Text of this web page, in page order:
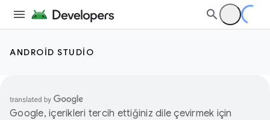
ANDROID STUDIO
Google, içerikleri tercih ettiğiniz dile çevirmek için